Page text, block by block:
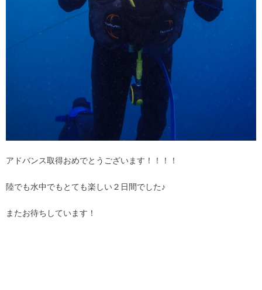
アドバンス取得おめでとうございます！！！！
陸でも水中でもとても楽しい２日間でした♪
またお待ちしています！